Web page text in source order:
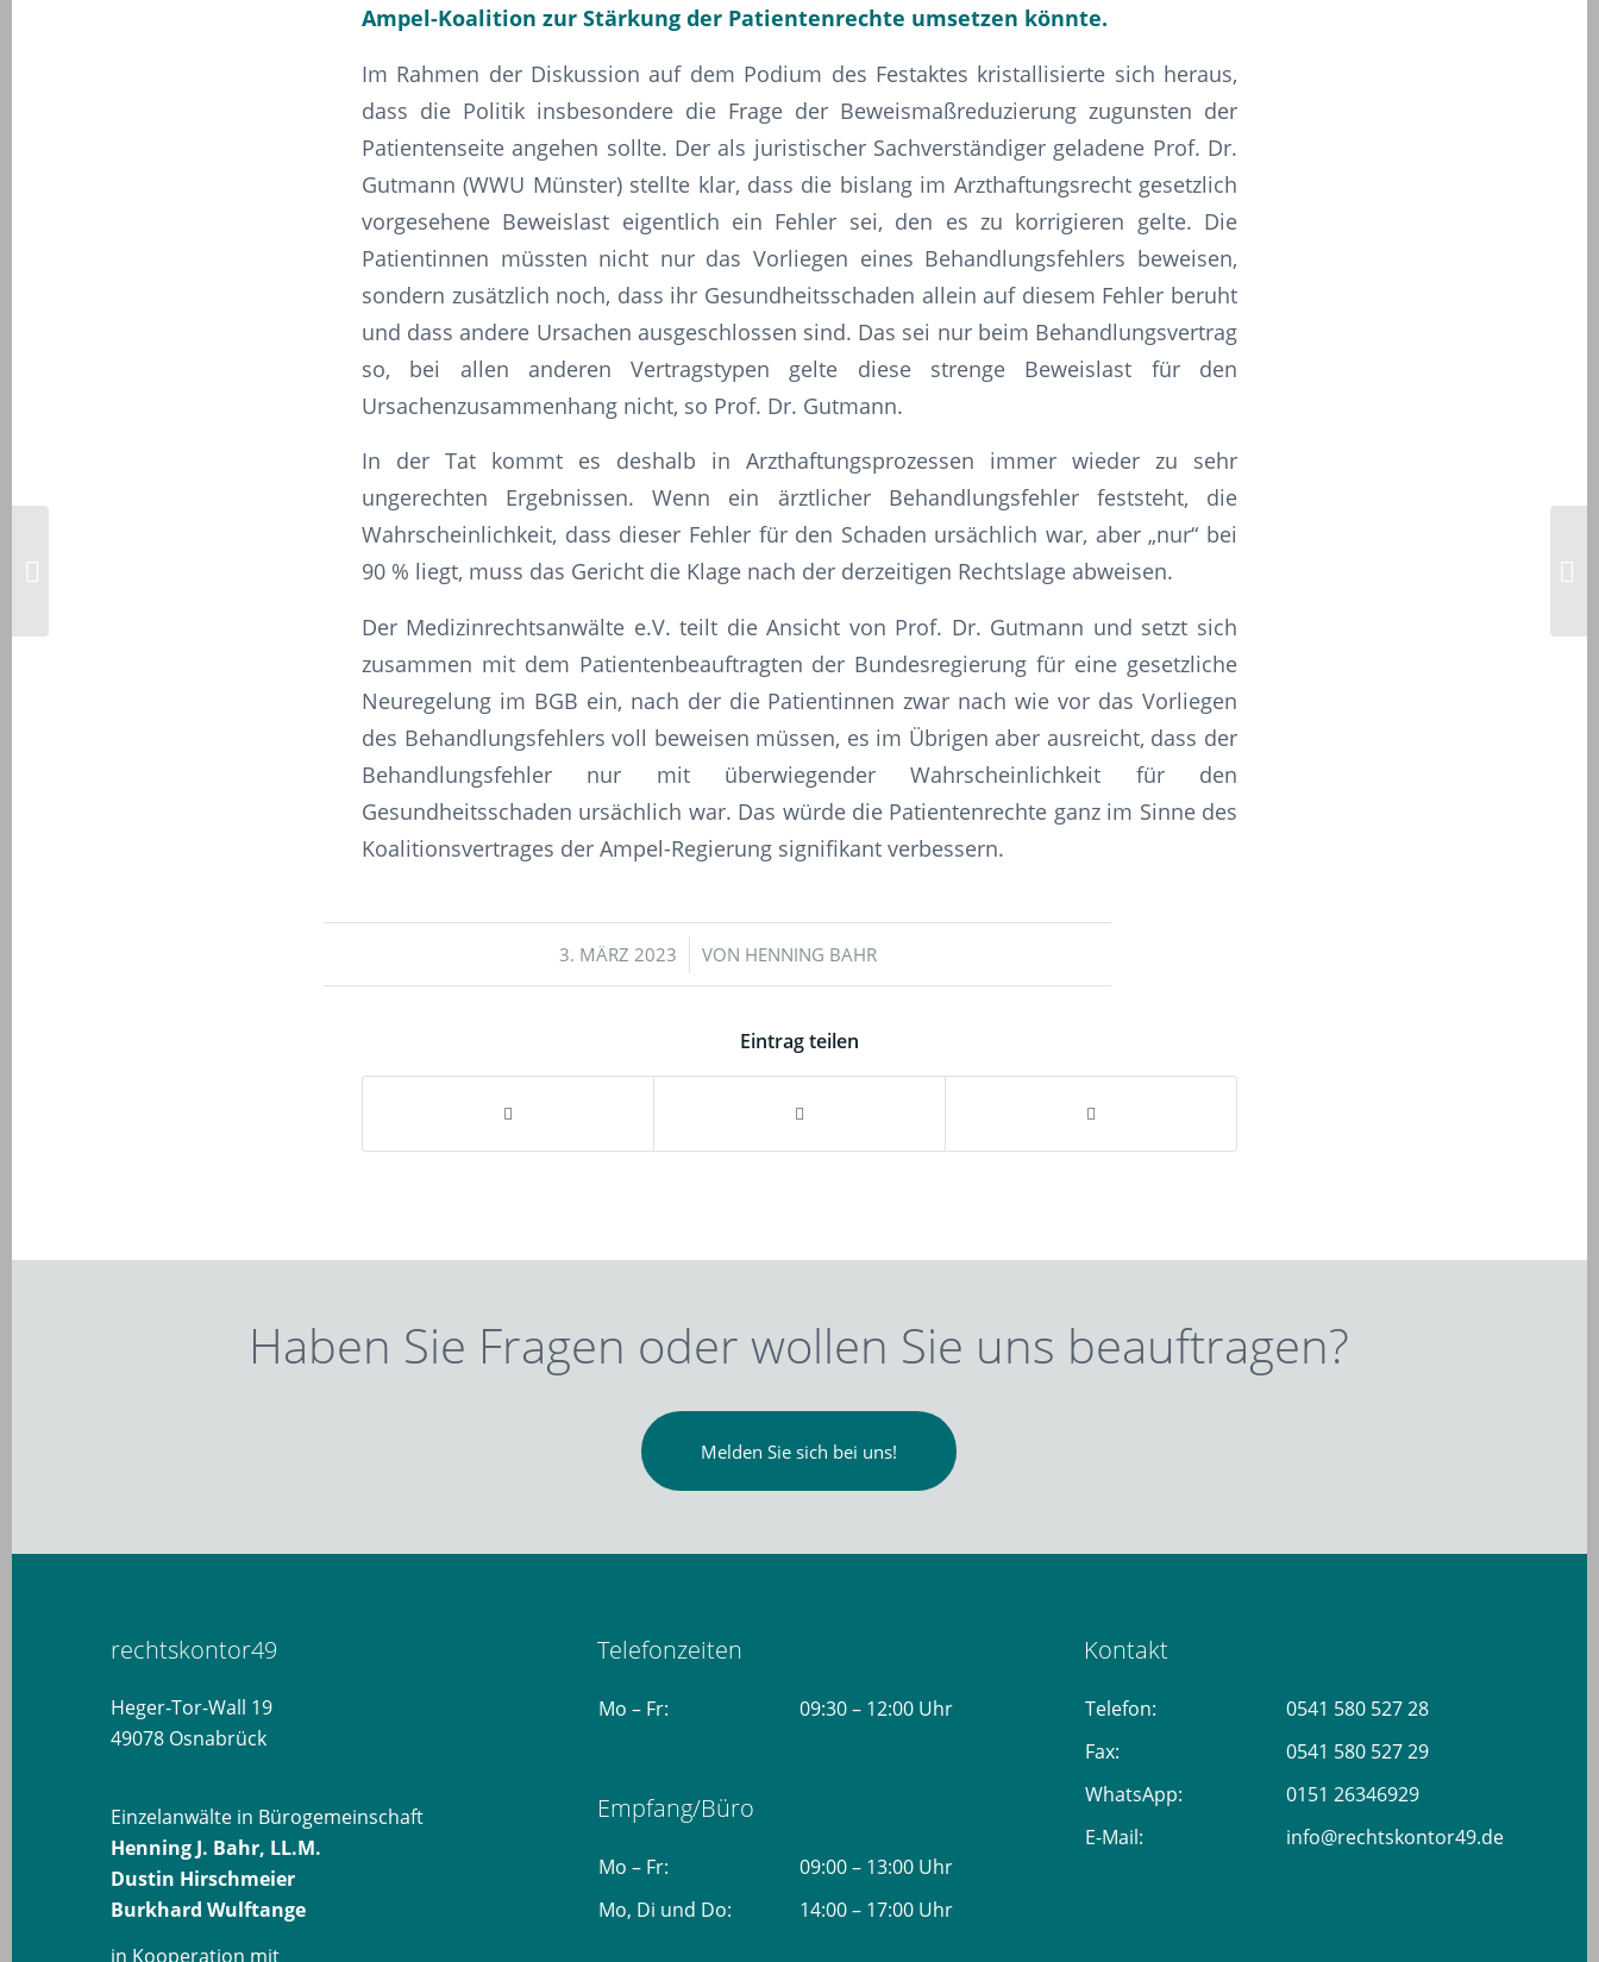
Ampel-Koalition zur Stärkung der Patientenrechte umsetzen könnte.
Im Rahmen der Diskussion auf dem Podium des Festaktes kristallisierte sich heraus,
dass die Politik insbesondere die Frage der Beweismaßreduzierung zugunsten der
Patientenseite angehen sollte. Der als juristischer Sachverständiger geladene Prof. Dr.
Gutmann (WWU Münster) stellte klar, dass die bislang im Arzthaftungsrecht gesetzlich
vorgesehene Beweislast eigentlich ein Fehler sei, den es zu korrigieren gelte. Die
Patientinnen müssten nicht nur das Vorliegen eines Behandlungsfehlers beweisen,
sondern zusätzlich noch, dass ihr Gesundheitsschaden allein auf diesem Fehler beruht
und dass andere Ursachen ausgeschlossen sind. Das sei nur beim Behandlungsvertrag
so, bei allen anderen Vertragstypen gelte diese strenge Beweislast für den
Ursachenzusammenhang nicht, so Prof. Dr. Gutmann.
In der Tat kommt es deshalb in Arzthaftungsprozessen immer wieder zu sehr
ungerechten Ergebnissen. Wenn ein ärztlicher Behandlungsfehler feststeht, die
Wahrscheinlichkeit, dass dieser Fehler für den Schaden ursächlich war, aber „nur“ bei
90 % liegt, muss das Gericht die Klage nach der derzeitigen Rechtslage abweisen.
Der Medizinrechtsanwälte e.V. teilt die Ansicht von Prof. Dr. Gutmann und setzt sich
zusammen mit dem Patientenbeauftragten der Bundesregierung für eine gesetzliche
Neuregelung im BGB ein, nach der die Patientinnen zwar nach wie vor das Vorliegen
des Behandlungsfehlers voll beweisen müssen, es im Übrigen aber ausreicht, dass der
Behandlungsfehler nur mit überwiegender Wahrscheinlichkeit für den
Gesundheitsschaden ursächlich war. Das würde die Patientenrechte ganz im Sinne des
Koalitionsvertrages der Ampel-Regierung signifikant verbessern.
3. MÄRZ 2023
/ VON HENNING BAHR
Eintrag teilen
Haben Sie Fragen oder wollen Sie uns beauftragen?
Melden Sie sich bei uns!
rechtskontor49
Heger-Tor-Wall 19
49078 Osnabrück
Einzelanwälte in Bürogemeinschaft
Henning J. Bahr, LL.M.
Dustin Hirschmeier
Burkhard Wulftange
in Kooperation mit
Telefonzeiten
Mo – Fr: 09:30 – 12:00 Uhr
Empfang/Büro
Mo – Fr:
09:00 – 13:00 Uhr
Mo, Di und Do:
14:00 – 17:00 Uhr
Kontakt
Telefon:
0541 580 527 28
Fax:
0541 580 527 29
WhatsApp:
0151 26346929
E-Mail:
info@rechtskontor49.de